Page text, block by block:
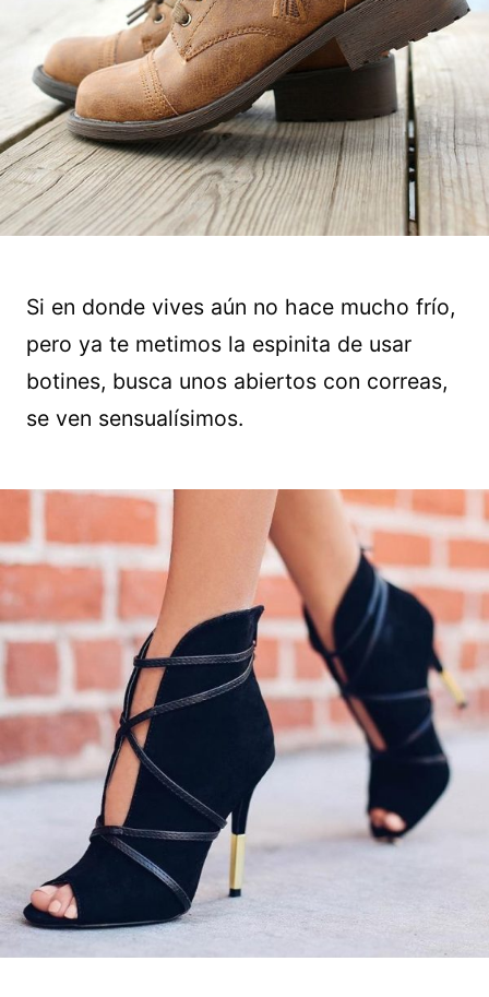
Si en donde vives aún no hace mucho frío,
pero ya te metimos la espinita de usar
botines, busca unos abiertos con correas,
se ven sensualísimos.